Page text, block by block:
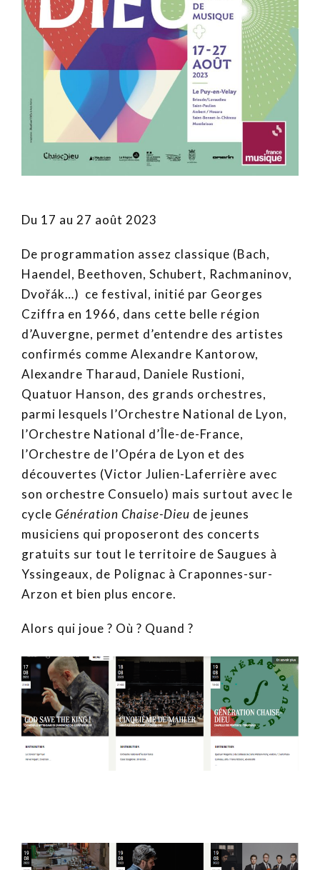
Du 17 au 27 août 2023
De programmation assez classique (Bach,
Haendel, Beethoven, Schubert, Rachmaninov,
Dvořák…) ce festival, initié par Georges
Cziffra en 1966, dans cette belle région
d’Auvergne, permet d’entendre des artistes
confirmés comme Alexandre Kantorow,
Alexandre Tharaud, Daniele Rustioni,
Quatuor Hanson, des grands orchestres,
parmi lesquels l’Orchestre National de Lyon,
l’Orchestre National d’Île-de-France,
l’Orchestre de l’Opéra de Lyon et des
découvertes (Victor Julien-Laferrière avec
son orchestre Consuelo) mais surtout avec le
cycle Génération Chaise-Dieu de jeunes
musiciens qui proposeront des concerts
gratuits sur tout le territoire de Saugues à
Yssingeaux, de Polignac à Craponnes-sur-
Arzon et bien plus encore.
Alors qui joue ? Où ? Quand ?